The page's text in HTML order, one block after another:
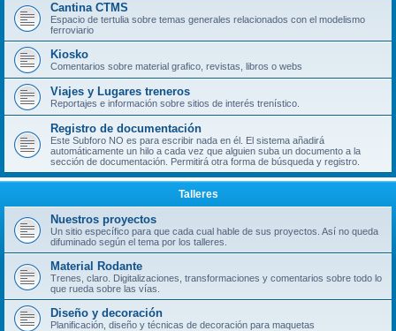
Cantina CTMS
Espacio de tertulia sobre temas generales relacionados con el modelismo
ferroviario
Kiosko
Comentarios sobre material grafico, revistas, libros o webs
Viajes y Lugares treneros
Reportajes e información sobre sitios de interés trenístico.
Registro de documentación
Este Subforo NO es para escribir nada en él. El sistema añadirá
automáticamente un hilo a cada vez que alguien suba un documento a la
sección de documentación. Permitirá otra forma de búsqueda y registro.
Talleres
Nuestros proyectos
Un sitio específico para que cada cual hable de sus proyectos. Así no queda
difuminado según el tema por los talleres.
Material Rodante
Trenes, claro. Digitalizaciones, transformaciones y comentarios sobre todo lo
que rueda sobre las vías.
Diseño y decoración
Planificación, diseño y técnicas de decoración para maquetas